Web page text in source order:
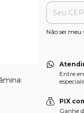
Não sei meu
Entre
PIX
Ganhe